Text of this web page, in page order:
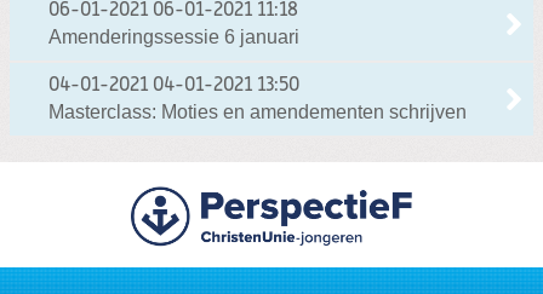
06-01-2021 06-01-2021 11:18
Amenderingssessie 6 januari
04-01-2021 04-01-2021 13:50
Masterclass: Moties en amendementen schrijven